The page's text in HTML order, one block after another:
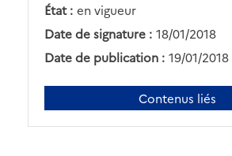
État : en vigueur
Date de signature : 18/01/2018
Date de publication : 19/01/2018
Contenus liés